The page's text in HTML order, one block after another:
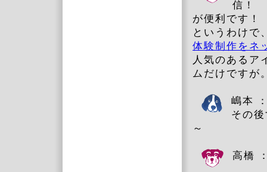
信！
が便利です！
というわけで
体験制作をネ
人気のあるア
ムだけですが
嶋本
その
～
高橋